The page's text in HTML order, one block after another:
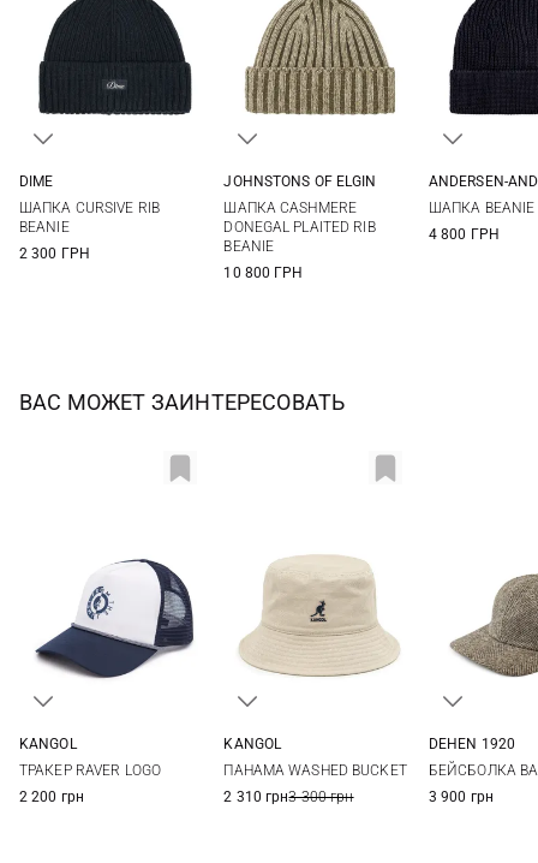
DIME
ШАПКА CURSIVE RIB
BEANIE
2 300 ГРН
JOHNSTONS OF ELGIN
ШАПКА CASHMERE
DONEGAL PLAITED RIB
BEANIE
10 800 ГРН
ANDERSEN-
ШАПКА BEANIE
4 800 ГРН
ВАС МОЖЕТ ЗАИНТЕРЕСОВАТЬ
KANGOL
ТРАКЕР RAVER LOGO
2 200 грн
KANGOL
ПАНАМА WASHED BUCKET
2 310 грн3 300 грн
DEHEN 1920
БЕЙСБОЛКА
3 900 грн